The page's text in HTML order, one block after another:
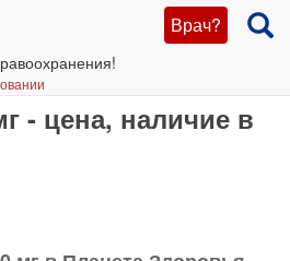
Врач?
- цена, наличие в